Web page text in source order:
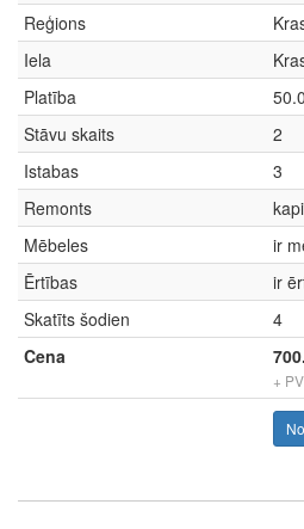
Reģions
Iela
Platība
Stāvu skaits
2
Istabas
3
Remonts
Mēbeles
ir
Ērtības
ir
Skatīts šodien
4
Cena
+